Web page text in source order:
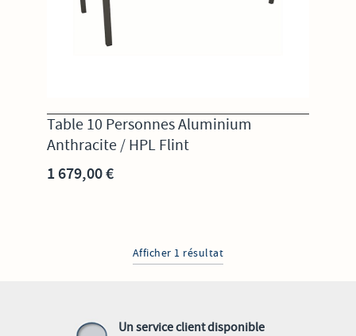
Table 10 Personnes Aluminium
Anthracite / HPL Flint
1 679,00 €
Afficher 1 résultat
Un service client disponible